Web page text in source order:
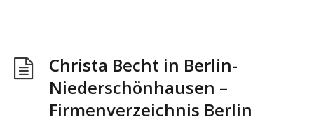
Christa Becht in Berlin-
Niederschönhausen –
Firmenverzeichnis Berlin